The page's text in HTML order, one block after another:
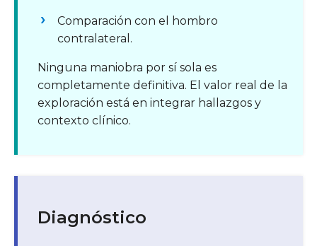
Comparación con el hombro
contralateral.
Ninguna maniobra por sí sola es
completamente definitiva. El valor real de la
exploración está en integrar hallazgos y
contexto clínico.
Diagnóstico